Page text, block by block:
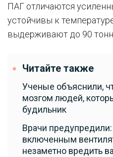
ПАГ отличаются
устойчивы к
выдерживают до 90 тонн.
Читайте также
Ученые объяснили,
мозгом людей,
будильник
Врачи
включенным
незаметно вредить